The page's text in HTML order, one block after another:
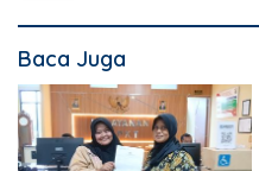
Baca Juga